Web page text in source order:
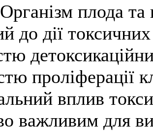
плода
до дії
проліферації
вплив
важливим для